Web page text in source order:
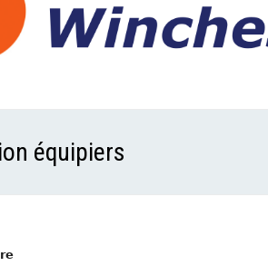
équipiers